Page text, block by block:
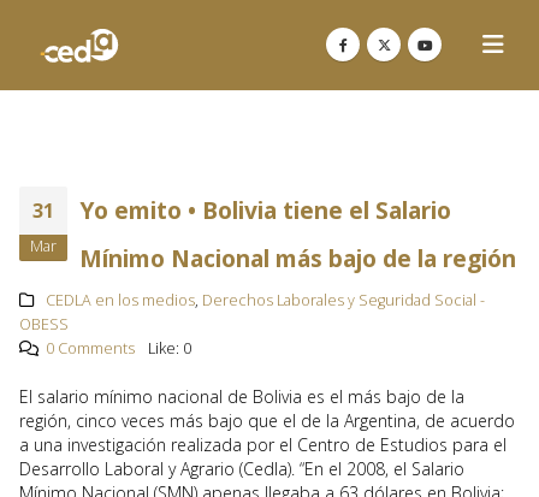
31
Mar
Yo emito • Bolivia tiene el Salario
Mínimo Nacional más bajo de la región
CEDLA en los medios, Derechos Laborales y Seguridad Social -
OBESS
0 Comments
Like: 0
El salario mínimo nacional de Bolivia es el más bajo de la
región, cinco veces más bajo que el de la Argentina, de acuerdo
a una investigación realizada por el Centro de Estudios para el
Desarrollo Laboral y Agrario (Cedla). “En el 2008, el Salario
Mínimo Nacional (SMN) apenas llegaba a 63 dólares en Bolivia;